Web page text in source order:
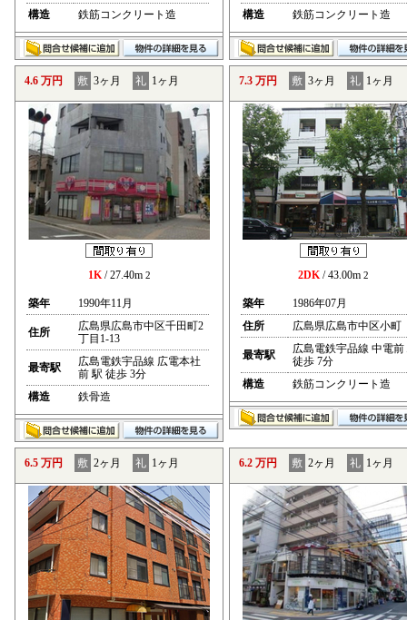
構造
鉄筋コンクリート造
構造
鉄筋コンクリート造
4.6 万円 敷 3ヶ月 礼 1ヶ月
1K/ 27.40m 2
築年 1990年11月
住所
広島県広島市中区千田町2
丁目1-13
最寄駅
広島電鉄宇品線 広電本社
前 駅 徒歩 3分
構造
鉄骨造
7.3 万円 敷 3ヶ月 礼 1ヶ月
2DK/ 43.00m 2
築年
1986年07月
住所
広島県広島市中区小町
最寄駅
広島電鉄宇品線 中電前
徒歩 7分
構造
鉄筋コンクリート造
6.5 万円 敷 2ヶ月 礼 1ヶ月 6.2 万円 敷 2ヶ月 礼 1ヶ月